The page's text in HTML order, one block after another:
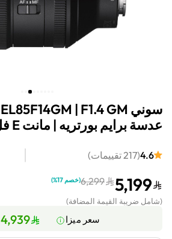
عدسة برايم بورتريه | مانت E فل فريم | أسود
4.6
(
217تقييمات)
5,199
6,299
(خصم 17% )
(شامل ضريبة القيمة المضافة)
سعر ميزا 4,939